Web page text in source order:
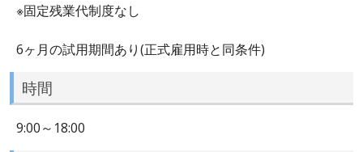
※固定残業代制度なし
6ヶ月の試用期間あり(正式雇用時と同条件)
時間
9:00～18:00